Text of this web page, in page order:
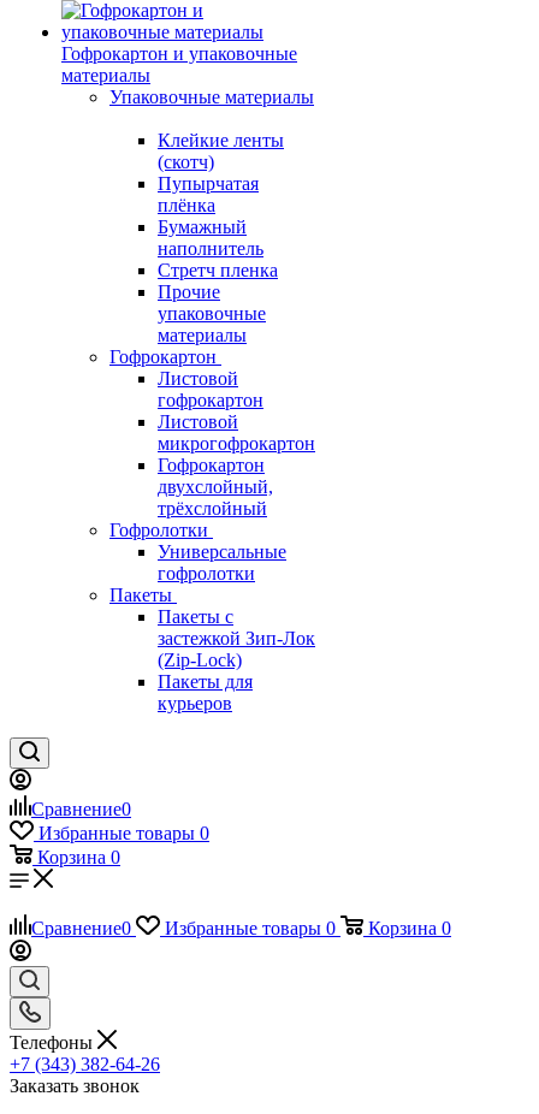
Гофрокартон и упаковочные
материалы
Упаковочные материалы
Клейкие ленты
(скотч)
Пупырчатая
плёнка
Бумажный
наполнитель
Стретч пленка
Прочие
упаковочные
материалы
Гофрокартон
Листовой
гофрокартон
Листовой
микрогофрокартон
Гофрокартон
двухслойный,
трёхслойный
Гофролотки
Универсальные
гофролотки
Пакеты
Пакеты с
застежкой Зип-Лок
(Zip-Lock)
Пакеты для
курьеров
Сравнение0
Избранные товары 0
Корзина 0
Сравнение0 Избранные товары 0 Корзина 0
Телефоны
+7 (343) 382-64-26
Заказать звонок